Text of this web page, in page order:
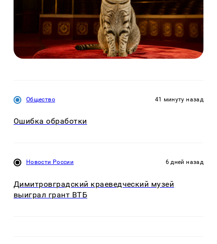
Общество 41 минуту назад
Ошибка обработки
Новости России 6 дней назад
Димитровградский краеведческий музей
выиграл грант ВТБ